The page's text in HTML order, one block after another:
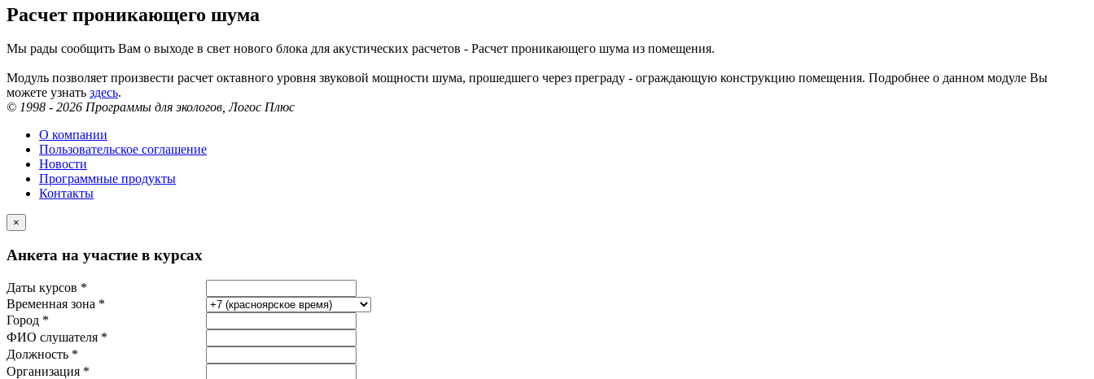
Расчет проникающего шума
Мы рады сообщить Вам о выходе в свет нового блока для акустических расчетов - Расчет проникающего шума из помещения.
Модуль позволяет произвести расчет октавного уровня звуковой мощности шума, прошедшего через преграду - ограждающую конструкцию помещения. Подробнее о данном модуле Вы
можете узнать здесь.
© 1998 - 2026 Программы для экологов, Логос Плюс
О компании
Пользовательское соглашение
Новости
Программные продукты
Контакты
×
Анкета на участие в курсах
Даты курсов *
Временная зона *
Город *
ФИО слушателя *
Должность *
Организация *